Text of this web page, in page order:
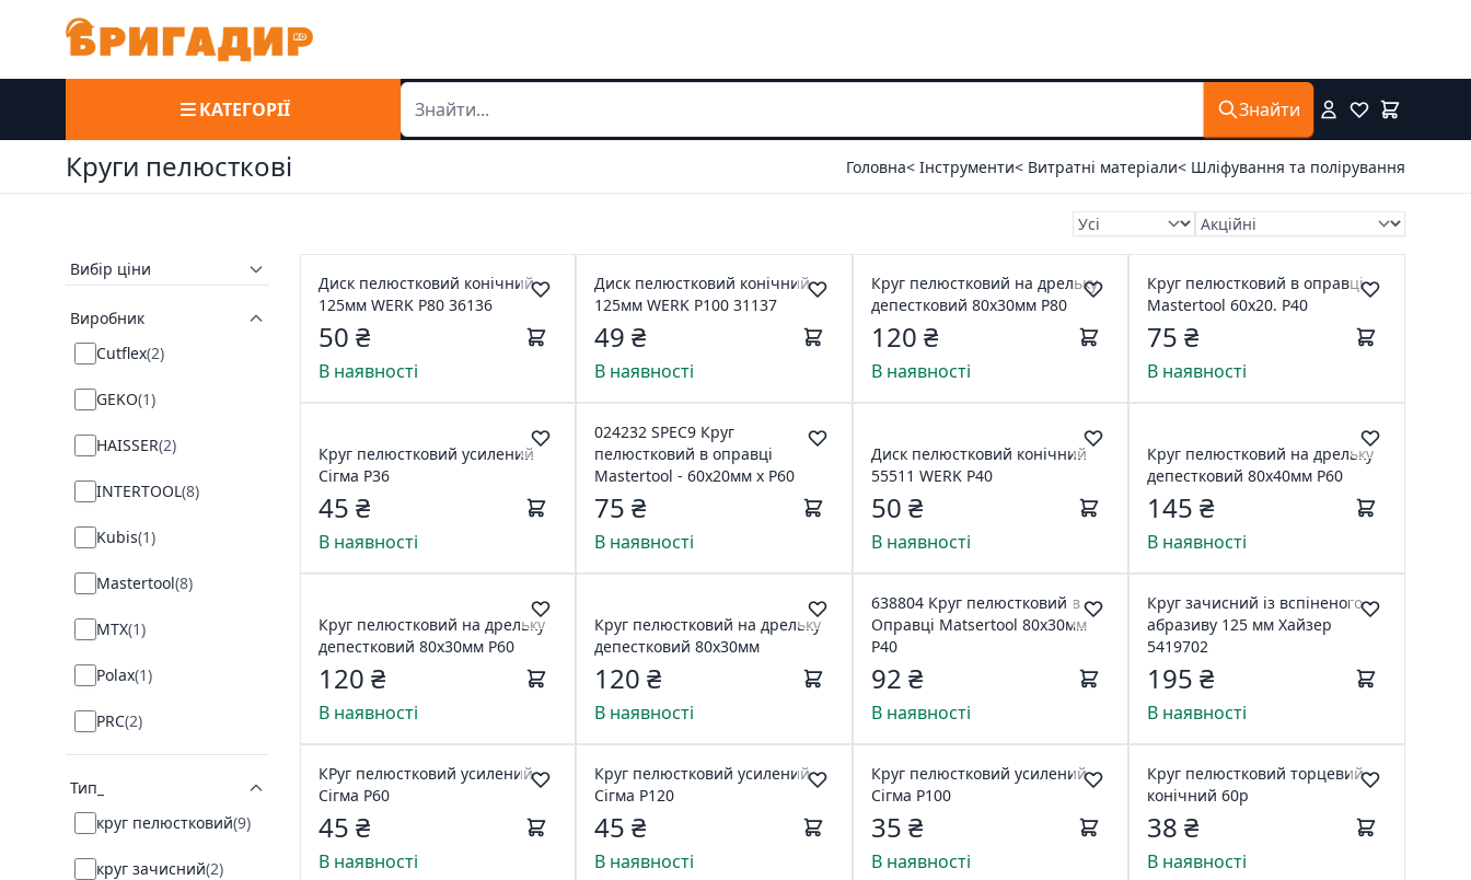
КАТЕГОРІЇ Знайти
Круги пелюсткові Головна< Інструменти< Витратні матеріали< Шліфування та полірування
Вибір ціни
Виробник
Cutflex(2)
GEKO(1)
HAISSER(2)
INTERTOOL(8)
Kubis(1)
Mastertool(8)
MTX(1)
Polax(1)
PRC(2)
Тип_
круг пелюстковий(9)
круг зачисний(2)
Диск пелюстковий конічний
125мм WERK P80 36136
50 ₴
В наявності
Диск пелюстковий конічний
125мм WERK P100 31137
49 ₴
В наявності
Круг пелюстковий на дрельку
депестковий 80х30мм Р80
120 ₴
В наявності
Круг пелюстковий в оправці
Mastertool 60х20. P40
75 ₴
В наявності
Круг пелюстковий усилений
Сігма Р36
45 ₴
В наявності
024232 SPEC9 Круг
пелюстковий в оправці
Mastertool - 60х20мм х Р60
75 ₴
В наявності
Диск пелюстковий конічний
55511 WERK P40
50 ₴
В наявності
Круг пелюстковий на дрельку
депестковий 80х40мм Р60
145 ₴
В наявності
Круг пелюстковий на дрельку
депестковий 80х30мм Р60
120 ₴
В наявності
Круг пелюстковий на дрельку
депестковий 80х30мм
120 ₴
В наявності
638804 Круг пелюстковий в
Оправці Matsertool 80х30мм
Р40
92 ₴
В наявності
Круг зачисний із вспіненого
абразиву 125 мм Хайзер
5419702
195 ₴
В наявності
КРуг пелюстковий усилений
Сігма Р60
45 ₴
В наявності
Круг пелюстковий усилений
Сігма Р120
45 ₴
В наявності
Круг пелюстковий усилений
Сігма Р100
35 ₴
В наявності
Круг пелюстковий торцевий
конічний 60р
38 ₴
В наявності